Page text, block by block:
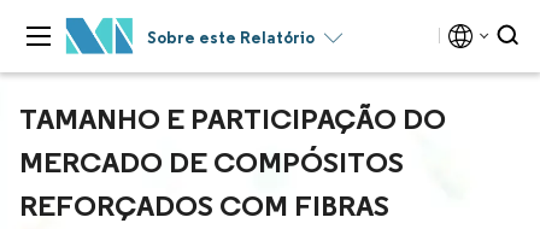
Sobre este Relatório
TAMANHO E PARTICIPAÇÃO DO
MERCADO DE COMPÓSITOS
REFORÇADOS COM FIBRAS